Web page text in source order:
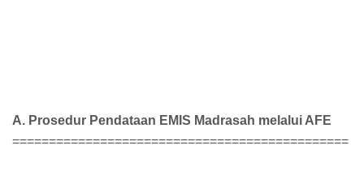
A. Prosedur Pendataan EMIS Madrasah melalui AFE
==============================================